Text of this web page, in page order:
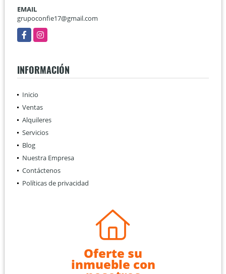
EMAIL
grupoconfie17@gmail.com
FacebookInstagram
INFORMACIÓN
Inicio
Ventas
Alquileres
Servicios
Blog
Nuestra Empresa
Contáctenos
Políticas de privacidad
Oferte su
inmueble con